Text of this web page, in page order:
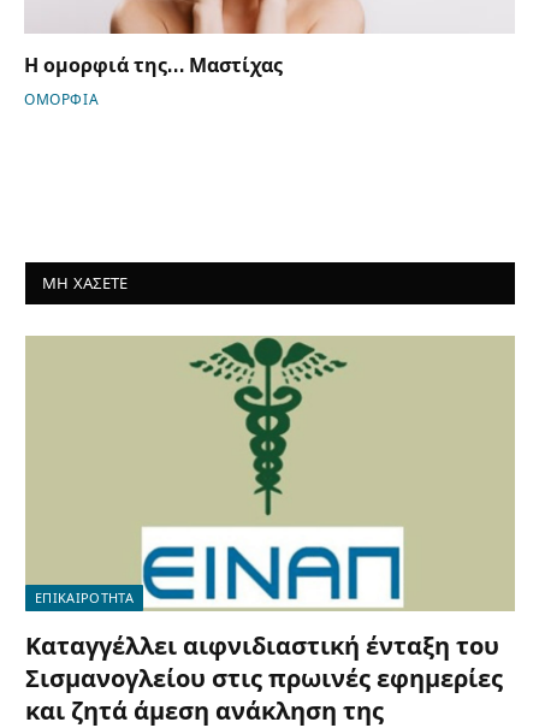
Η ομορφιά της… Μαστίχας
ΟΜΟΡΦΙΑ
ΜΗ ΧΑΣΕΤΕ
ΕΠΙΚΑΙΡΟΤΗΤΑ
Καταγγέλλει αιφνιδιαστική ένταξη του
Σισμανογλείου στις πρωινές εφημερίες
και ζητά άμεση ανάκληση της